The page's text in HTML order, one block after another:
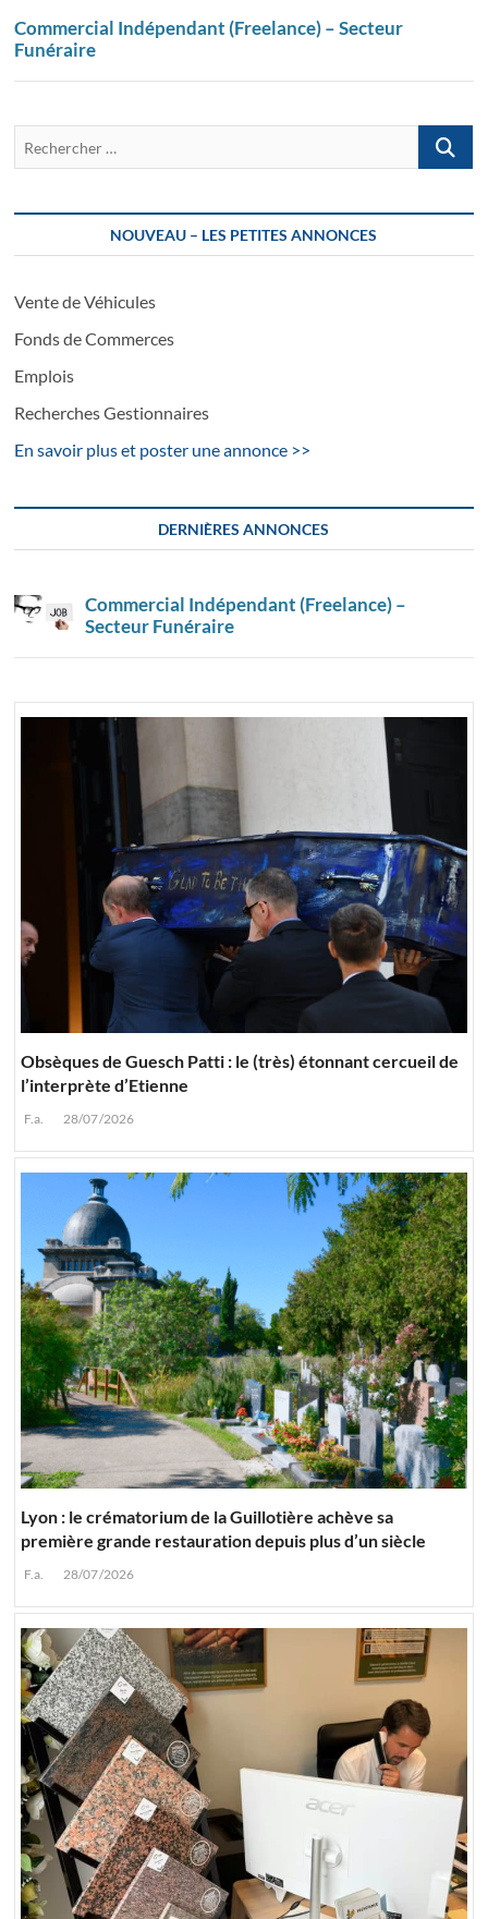
Commercial Indépendant (Freelance) – Secteur
Funéraire
…
NOUVEAU – LES PETITES ANNONCES
Vente de Véhicules
Fonds de Commerces
Emplois
Recherches Gestionnaires
En savoir plus et poster une annonce >>
DERNIÈRES ANNONCES
Commercial Indépendant (Freelance) –
Secteur Funéraire
Obsèques de Guesch Patti : le (très) étonnant cercueil de
l’interprète d’Etienne
F.a. 28/07/2026
Lyon : le crématorium de la Guillotière achève sa
première grande restauration depuis plus d’un siècle
F.a. 28/07/2026